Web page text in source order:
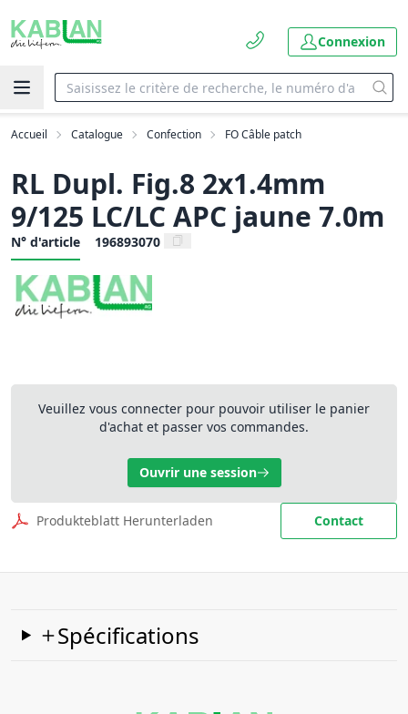
Connexion
Accueil Catalogue Confection FO Câble patch
RL Dupl. Fig.8 2x1.4mm
9/125 LC/LC APC jaune 7.0m
N° d'article 196893070
Veuillez vous connecter pour pouvoir utiliser le panier
d'achat et passer vos commandes.
Ouvrir une session
Produkteblatt Herunterladen Contact
Spécifications